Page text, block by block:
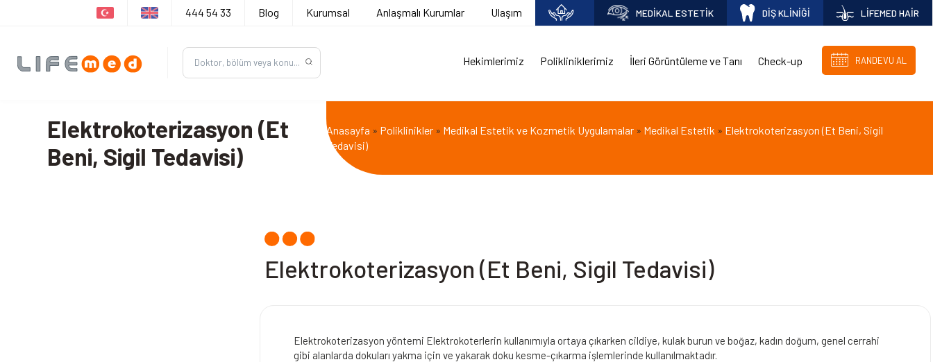
444 54 33 Blog Kurumsal Anlaşmalı Kurumlar Ulaşım MEDİKAL ESTETİK DİŞ KLİNİĞİ LİFEMED HAİR
Hekimlerimiz Polikliniklerimiz İleri Görüntüleme ve Tanı Check-up RANDEVU AL
Elektrokoterizasyon (Et
Beni, Sigil Tedavisi)
Anasayfa » Poliklinikler » Medikal Estetik ve Kozmetik Uygulamalar » Medikal Estetik » Elektrokoterizasyon (Et Beni, Sigil
Tedavisi)
Elektrokoterizasyon (Et Beni, Sigil Tedavisi)
Elektrokoterizasyon yöntemi Elektrokoterlerin kullanımıyla ortaya çıkarken cildiye, kulak burun ve boğaz, kadın doğum, genel cerrahi
gibi alanlarda dokuları yakma için ve yakarak doku kesme-çıkarma işlemlerinde kullanılmaktadır.